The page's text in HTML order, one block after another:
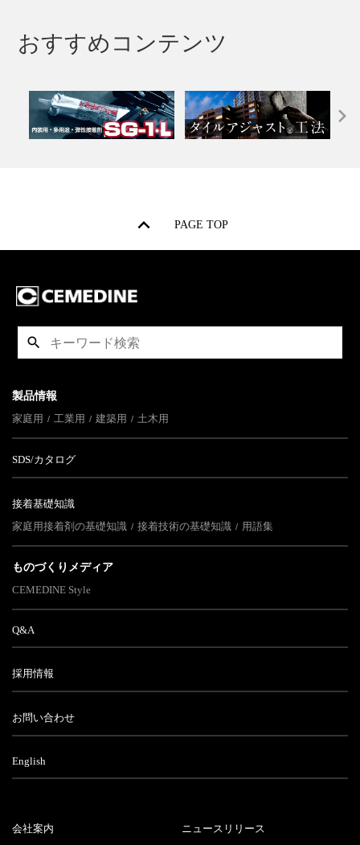
おすすめコンテンツ
PAGE TOP
製品情報
家庭用
工業用 建築用 土木用
SDS/カタログ
接着基礎知識
家庭用接着剤の基礎知識
接着技術の基礎知識 用語集
ものづくりメディア
CEMEDINE Style
Q&A
採用情報
お問い合わせ
English
会社案内 ニュースリリース